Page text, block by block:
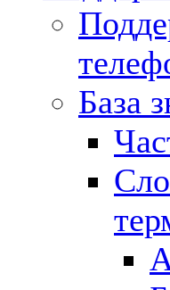
База